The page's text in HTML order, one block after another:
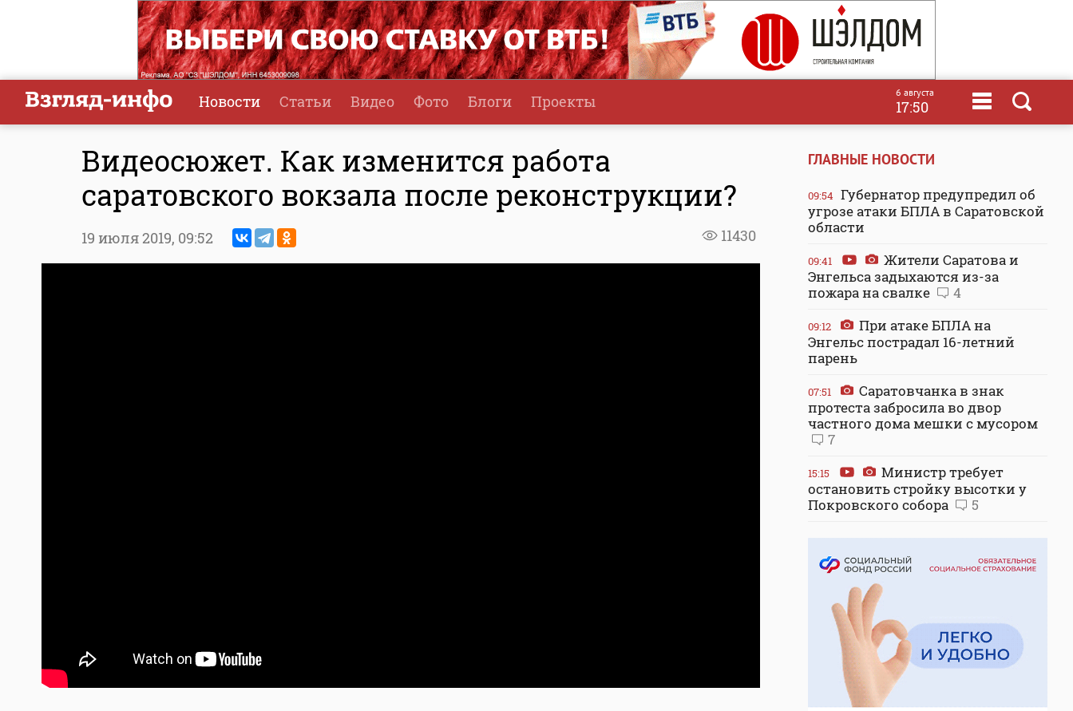
Новости Статьи Видео Фото Блоги Проекты 6 августа
17:50
Видеосюжет. Как изменится работа
саратовского вокзала после реконструкции?
11430
19 июля 2019, 09:52
ГЛАВНЫЕ НОВОСТИ
09:54 Губернатор предупредил об
угрозе атаки БПЛА в Саратовской
области
09:41
Жители Саратова и
Энгельса задыхаются из-за
пожара на свалке
4
09:12
При атаке БПЛА на
Энгельс пострадал 16-летний
парень
07:51
Саратовчанка в знак
протеста забросила во двор
частного дома мешки с мусором
7
15:15
Министр требует
остановить стройку высотки у
Покровского собора
5